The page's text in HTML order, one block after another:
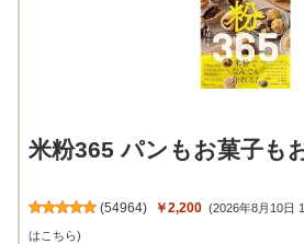
米粉365 パンもお菓子も
(54964) ￥2,200 (2026年8月10日
はこちら)